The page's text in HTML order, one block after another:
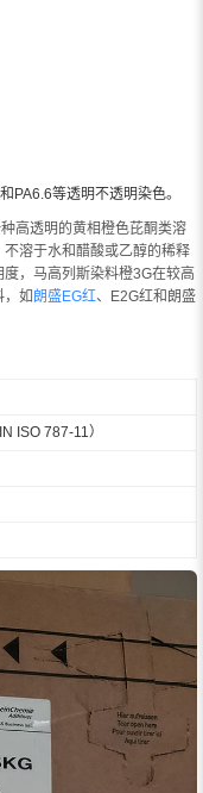
PA6.6等透明不透明染色。
高透明的黄相橙色芘酮类溶
溶于水和醋酸或乙醇的稀释
，马高列斯染料橙3G在较高
如 朗盛EG红、E2G红和朗盛
ISO 787-11）